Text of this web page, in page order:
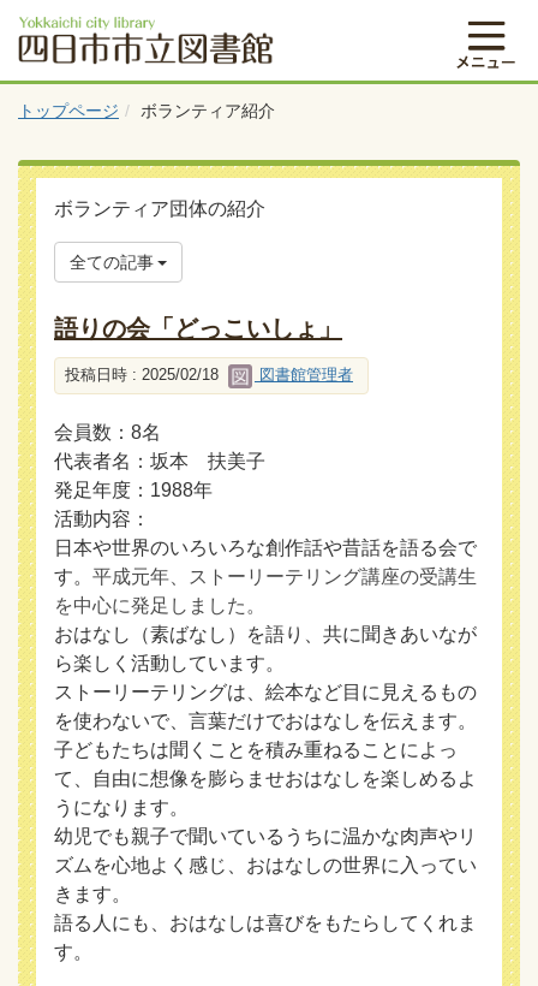
トップページ ボランティア紹介
ボランティア団体の紹介
全ての記事
語りの会「どっこいしょ」
投稿日時 : 2025/02/18 図書館管理者
会員数：8名
代表者名：坂本 扶美子
発足年度：1988年
活動内容：
日本や世界のいろいろな創作話や昔話を語る会で
す。 平成元年、ストーリーテリング講座の受講生
を中心に発足しました。
おはなし（素ばなし）を語り、共に聞きあいなが
ら楽しく活動しています。
ストーリーテリングは、絵本など目に見えるもの
を使わないで、言葉だけでおはなしを伝えます。
子どもたちは聞くことを積み重ねることによっ
て、自由に想像を膨らませおはなしを楽しめるよ
うになります。
幼児でも親子で聞いているうちに温かな肉声やリ
ズムを心地よく感じ、おはなしの世界に入ってい
きます。
語る人にも、おはなしは喜びをもたらしてくれま
す。